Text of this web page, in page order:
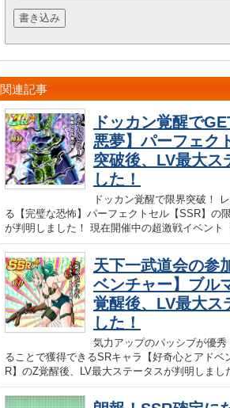
関連記事
ドッカン覚醒で
悪夢】パーフェク
突破後、LV最大ス
した！
ドッカン覚醒で限界突破！
る【完璧な恐怖】パーフェクトセル【SSR】の
が判明しました！ 現在開催中の超激戦イベント
天下一武道会の参
ベンチャー】ブル
覚醒後、LV最大ス
した！
気力アップのパッシブが優
ることで獲得できるSRキャラ【好奇心とアドベ
R】のZ覚醒後、LV最大ステータスが判明しま